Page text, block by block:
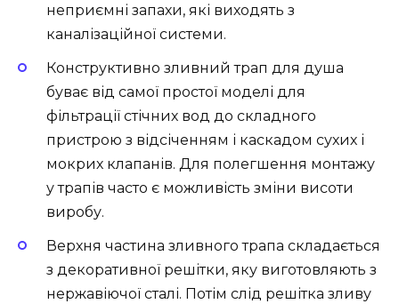
неприємні запахи, які виходять з
каналізаційної системи.
Конструктивно зливний трап для душа
буває від самої простої моделі для
фільтрації стічних вод до складного
пристрою з відсіченням і каскадом сухих і
мокрих клапанів. Для полегшення монтажу
у трапів часто є можливість зміни висоти
виробу.
Верхня частина зливного трапа складається
з декоративної решітки, яку виготовляють з
нержавіючої сталі. Потім слід решітка зливу